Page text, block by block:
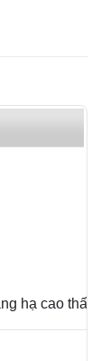
hạ cao thấp